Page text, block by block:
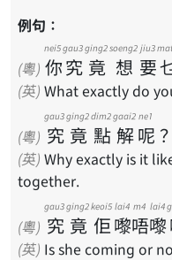
例句：
(粵) 你
nei5
究
gau3
竟
ging2
想
soeng2
要
jiu3
(英) What exactly do
(粵) 究
gau3
竟
ging2
點
dim2
解
gaai2
呢
ne1
？
(英) Why exactly is it
together.
(粵) 究
gau3
竟
ging2
佢
keoi5
嚟
lai4
唔
m4
嚟
lai4
(英) Is she coming or